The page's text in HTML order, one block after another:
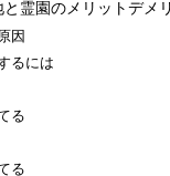
霊園のメリットデメ
因
るには
る
る